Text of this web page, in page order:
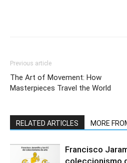
Previous article
The Art of Movement: How
Masterpieces Travel the World
RELATED ARTICLES MORE
Francisco
coleccionismo